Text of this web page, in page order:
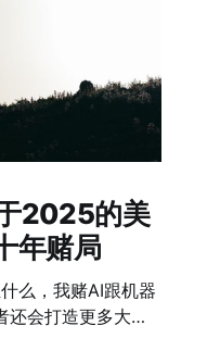
2025的美
年赌局
么，我赌AI跟机器
还会打造更多大疆